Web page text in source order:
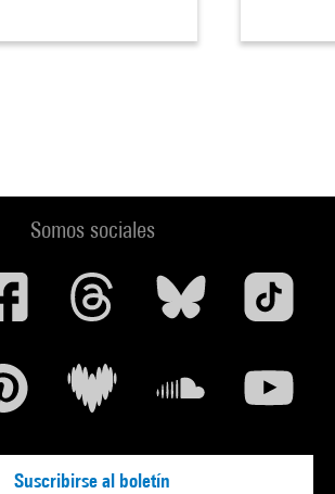
Somos sociales
Suscribirse al boletín